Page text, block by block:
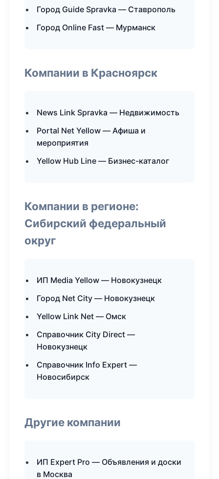
Город Guide Spravka — Ставрополь
Город Online Fast — Мурманск
Компании в Красноярск
News Link Spravka — Недвижимость
Portal Net Yellow — Афиша и
мероприятия
Yellow Hub Line — Бизнес-каталог
Компании в регионе:
Сибирский федеральный
округ
ИП Media Yellow — Новокузнецк
Город Net City — Новокузнецк
Yellow Link Net — Омск
Справочник City Direct —
Новокузнецк
Справочник Info Expert —
Новосибирск
Другие компании
ИП Expert Pro — Объявления и доски
в Москва